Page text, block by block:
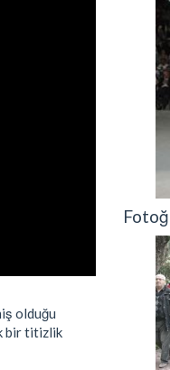
olduğu
bir titizlik